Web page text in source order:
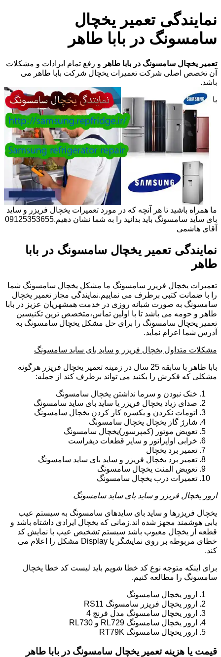
نمایندگی تعمیر یخچال
سامسونگ در بابا طاهر
تعمیر یخچال سامسونگ در بابا طاهر و رفع تمام ایرادات و مشکلات
آن تخصص اصلی شرکت تعمیرات یخچال شرکت بابا طاهر می
باشد.
با
ما همراه باشید تا هر آنچه که در مورد تعمیرات یخچال فریزر و ساید
بای ساید سامسونگ باید بدانید را به شما نشان دهیم.09125353655
آقای هاشمی
نمایندگی تعمیر یخچال سامسونگ در بابا
طاهر
تعمیرات یخچال فریزر سامسونگ ما مشکل یخچال سامسونگ شما
را با ضمانت کتبی برطرف می نماییم.نمایندگی مجاز تعمیر یخچال
سامسونگ به صورت شبانه روزی در خدمت همشهریان عزیز در بابا
طاهر و حومه می باشد تا با اولین تماس،متخصص ترین تکنیسین
تعمیر یخچال سامسونگ را برای حل مشکل یخچال سامسونگ به
آدرس شما اعزام نماید.
مشکلات متداول یخچال فریزر و ساید بای ساید سامسونگ
بابا طاهر با سابقه 25 سال در زمینه تعمیر یخچال فریزر هرگونه
مشکلی که فکرش را بکنید می تواند برطرف کند از جمله:
خنک نبودن و سرما نداشتن یخچال سامسونگ
صدای زیاد یخچال فریزر یا ساید بای ساید سامسونگ
اتومات نکردن و یکسره کار کردن یخچال سامسونگ
شارژ گاز یخچال یخچال سامسونگ
تعویض موتور (کمپرسور)یخچال سامسونگ
خرابی اواپراتور و سایر قطعات دیفراست
تعمیر برد یخچال
تعمیر برد یخچال فریزر و ساید بای ساید سامسونگ
تعویض المنت یخچال سامسونگ
تعمیرات درب یخچال سامسونگ
ارور یخچال فریزر و ساید بای ساید سامسونگ
یخچال فریزرها و ساید بای سایدهای سامسونگ به سیستم عیب
یابی هوشمند مجهز شده اند.زمانی که یخچال ایرادی داشتاه باشد و
قطعه از یخچال معیوب باشد سیستم تشخیص عیب با نمایش کد
خطای مربوطه بر روی نمایشگر یا Display مشکل را اعلام می
کند.
برای اینکه متوجه نوع کد خطا شویم باید لیست کد خطا یخچال
سامسونگ را مطالعه کنیم.
ارور یخچال سامسونگ
ارور یخچال فریزر سامسونگ RS11
ارور یخچال سامسونگ مدل فرنچ 4
ارور یخچال سامسونگ RL729 و RL730
ارور یخچال سامسونگ RT79K
قیمت یا هزینه تعمیر یخچال سامسونگ در بابا طاهر